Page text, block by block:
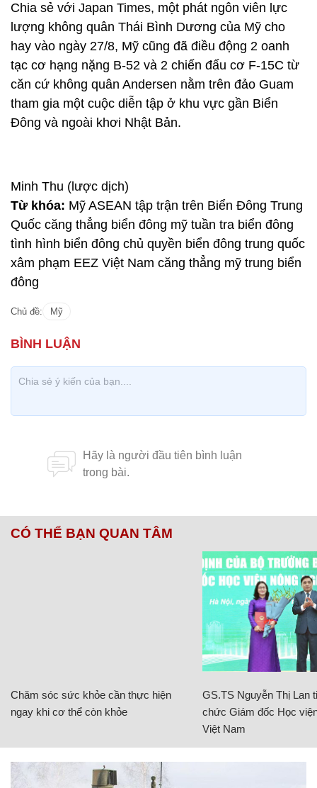
Chia sẻ với Japan Times, một phát ngôn viên lực
lượng không quân Thái Bình Dương của Mỹ cho
hay vào ngày 27/8, Mỹ cũng đã điều động 2 oanh
tạc cơ hạng nặng B-52 và 2 chiến đấu cơ F-15C từ
căn cứ không quân Andersen nằm trên đảo Guam
tham gia một cuộc diễn tập ở khu vực gần Biển
Đông và ngoài khơi Nhật Bản.
Minh Thu (lược dịch)
Từ khóa: Mỹ ASEAN tập trận trên Biển Đông Trung
Quốc căng thẳng biển đông mỹ tuần tra biển đông
tình hình biển đông chủ quyền biển đông trung quốc
xâm phạm EEZ Việt Nam căng thẳng mỹ trung biển
đông
Chủ đề: Mỹ
CÓ THỂ BẠN QUAN TÂM
Chăm sóc sức khỏe cần thực hiện
ngay khi cơ thể còn khỏe
GS.TS Nguyễn Thị Lan
chức Giám đốc Học
Việt Nam